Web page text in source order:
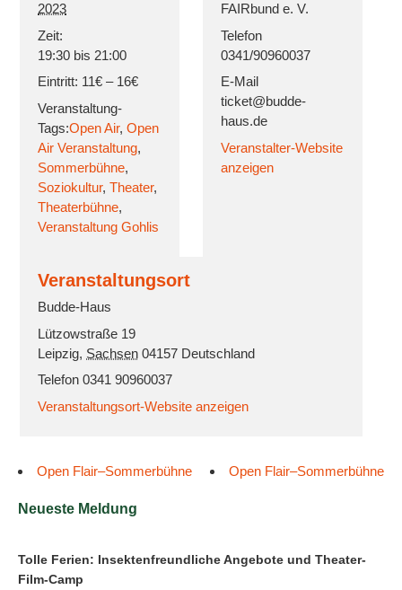
2023
Zeit:
19:30 bis 21:00
Eintritt: 11€ – 16€
Veranstaltung-
Tags:Open Air, Open
Air Veranstaltung,
Sommerbühne,
Soziokultur, Theater,
Theaterbühne,
Veranstaltung Gohlis
Veranstaltungsort
Budde-Haus
Lützowstraße 19
Leipzig, Sachsen 04157 Deutschland
Telefon 0341 90960037
Veranstaltungsort-Website anzeigen
FAIRbund e. V.
Telefon
0341/90960037
E-Mail
ticket@budde-
haus.de
Veranstalter-Website
anzeigen
Open Flair–Sommerbühne Open Flair–Sommerbühne
Neueste Meldung
Tolle Ferien: Insektenfreundliche Angebote und Theater-
Film-Camp